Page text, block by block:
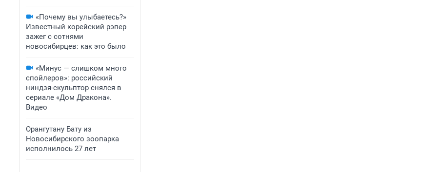
«Почему вы улыбаетесь?»
Известный корейский рэпер
зажег с сотнями
новосибирцев: как это было
«Минус — слишком много
спойлеров»: российский
ниндзя-скульптор снялся в
сериале «Дом Дракона».
Видео
Орангутану Бату из
Новосибирского зоопарка
исполнилось 27 лет